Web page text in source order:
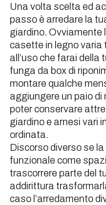
Una volta scelta ed
passo è arredare la
giardino. Ovviamente
casette in legno
all’uso che farai
funga da box di
montare qualche
aggiungere un paio
poter conservare
giardino e arnesi vari
ordinata.
Discorso diverso se
funzionale come
trascorrere parte del
addirittura
caso l’arredamento